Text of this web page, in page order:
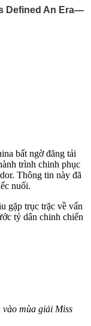
bất ngờ đăng tải
trình chinh phục
Thông tin này đã
nuối.
gặp trục trặc về vấn
tỷ dân chinh chiến
vào mùa giải Miss